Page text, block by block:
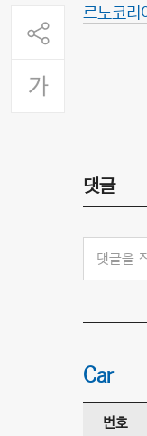
르노코리
댓글
댓글을
Car
번호